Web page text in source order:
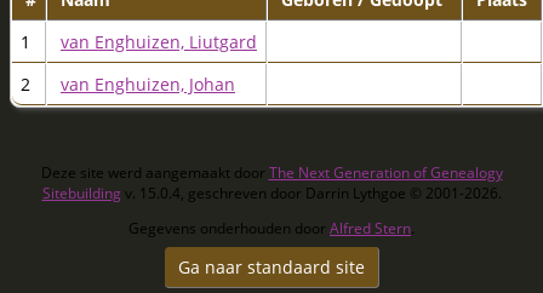
1
van Enghuizen, Liutgard
2
van Enghuizen, Johan
Deze site werd aangemaakt door The Next Generation of Genealogy
Sitebuilding v. 15.0.4, geschreven door Darrin Lythgoe © 2001-2026.
Gegevens onderhouden door Alfred Stern.
Ga naar standaard site